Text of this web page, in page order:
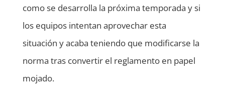
como se desarrolla la próxima temporada y si
los equipos intentan aprovechar esta
situación y acaba teniendo que modificarse la
norma tras convertir el reglamento en papel
mojado.